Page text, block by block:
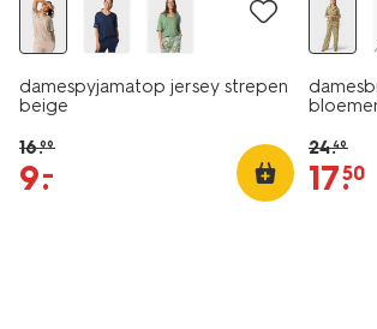
damespyjamatop jersey strepen
beige
16.99
9.
–
24.49
17.
50